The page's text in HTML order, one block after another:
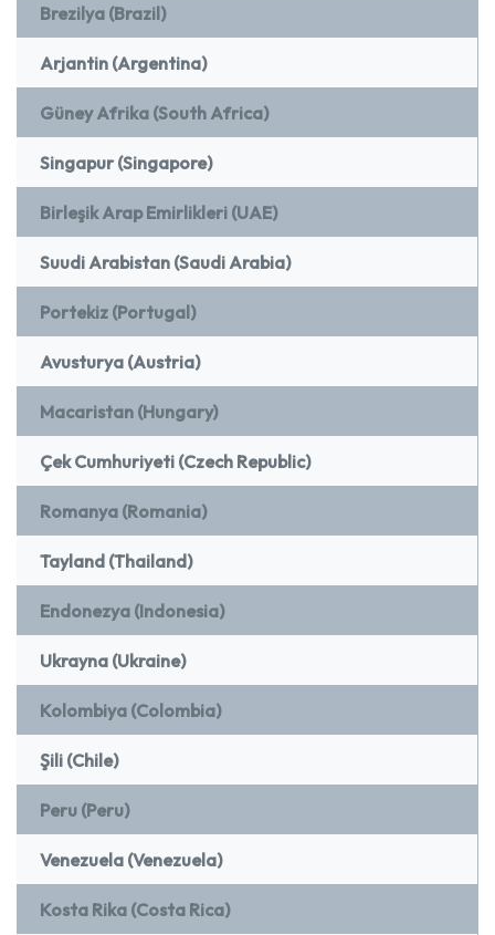
Brezilya (Brazil)
Arjantin (Argentina)
Güney Afrika (South Africa)
Singapur (Singapore)
Birleşik Arap Emirlikleri (UAE)
Suudi Arabistan (Saudi Arabia)
Portekiz (Portugal)
Avusturya (Austria)
Macaristan (Hungary)
Çek Cumhuriyeti (Czech Republic)
Romanya (Romania)
Tayland (Thailand)
Endonezya (Indonesia)
Ukrayna (Ukraine)
Kolombiya (Colombia)
Şili (Chile)
Peru (Peru)
Venezuela (Venezuela)
Kosta Rika (Costa Rica)